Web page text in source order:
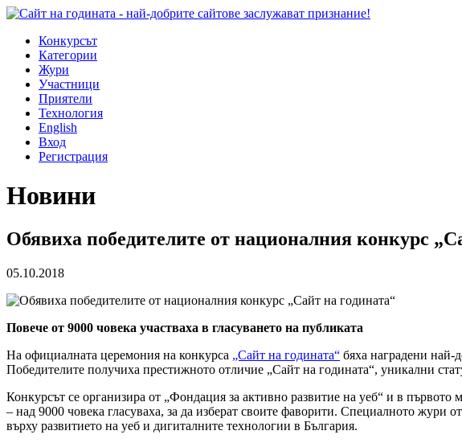
Конкурсът
Категории
Жури
Участници
Приятели
Технология
English
Вход
Регистрация
Новини
Обявиха победителите от националния конкурс
05.10.2018
Повече от 9000 човека участваха в гласуването на публиката
На официалната церемония на конкурса „Сайт на годината“ бяха наградени най-
Победителите получиха престижното отличие „Сайт на годината“, уникални
Конкурсът се организира от „Фондация за активно развитие на уеб“ и в
– над 9000 човека гласуваха, за да изберат своите фаворити. Специалното
върху развитието на уеб и дигиталните технологии в България.